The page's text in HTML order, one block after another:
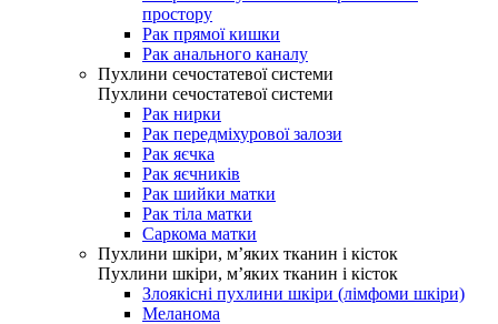
простору
Рак прямої кишки
Рак анального каналу
Пухлини сечостатевої системи
Пухлини сечостатевої системи
Рак нирки
Рак передміхурової залози
Рак яєчка
Рак яєчників
Рак шийки матки
Рак тіла матки
Саркома матки
Пухлини шкіри, м’яких тканин і кісток
Пухлини шкіри, м’яких тканин і кісток
Злоякісні пухлини шкіри (лімфоми шкіри)
Меланома